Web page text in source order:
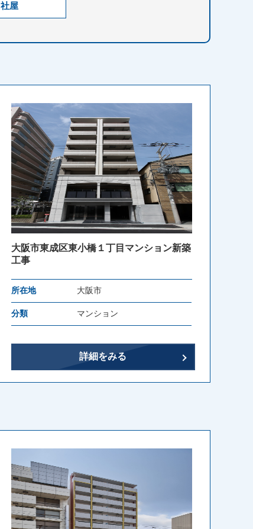
社屋
大阪市東成区東小橋１丁目マンション新築
工事
所在地 大阪市
分類 マンション
詳細をみる